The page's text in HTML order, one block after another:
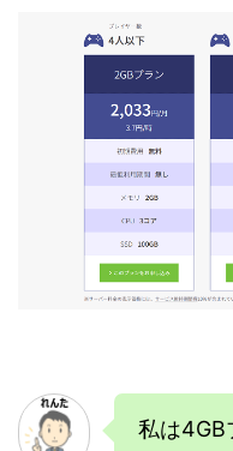
私は4GB